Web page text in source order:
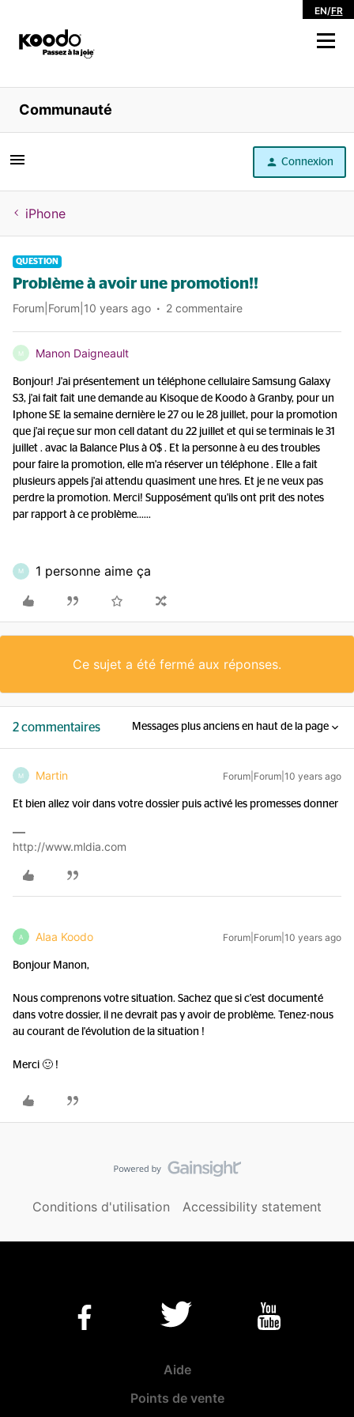
EN/FR
Magasiner
Libre service
Aide
Communauté
Connexion
iPhone
QUESTION
Problème à avoir une promotion!!
Forum|Forum|10 years ago 2 commentaire
M Manon Daigneault
Bonjour! J'ai présentement un téléphone cellulaire Samsung Galaxy
S3, j'ai fait fait une demande au Kisoque de Koodo à Granby, pour un
Iphone SE la semaine dernière le 27 ou le 28 juillet, pour la promotion
que j'ai reçue sur mon cell datant du 22 juillet et qui se terminais le 31
juillet . avac la Balance Plus à 0$ . Et la personne à eu des troubles
pour faire la promotion, elle m'a réserver un téléphone . Elle a fait
plusieurs appels j'ai attendu quasiment une hres. Et je ne veux pas
perdre la promotion. Merci! Supposément qu'ils ont prit des notes
par rapport à ce problème......
M 1 personne aime ça
Ce sujet a été fermé aux réponses.
2 commentaires Messages plus anciens en haut de la page
M Martin Forum|Forum|10 years ago
Et bien allez voir dans votre dossier puis activé les promesses donner
http://www.mldia.com
A Alaa Koodo Forum|Forum|10 years ago
Bonjour Manon,
Nous comprenons votre situation. Sachez que si c'est documenté
dans votre dossier, il ne devrait pas y avoir de problème. Tenez-nous
au courant de l'évolution de la situation !
Merci 🙂 !
Conditions d'utilisation Accessibility statement
Aide
Points de vente